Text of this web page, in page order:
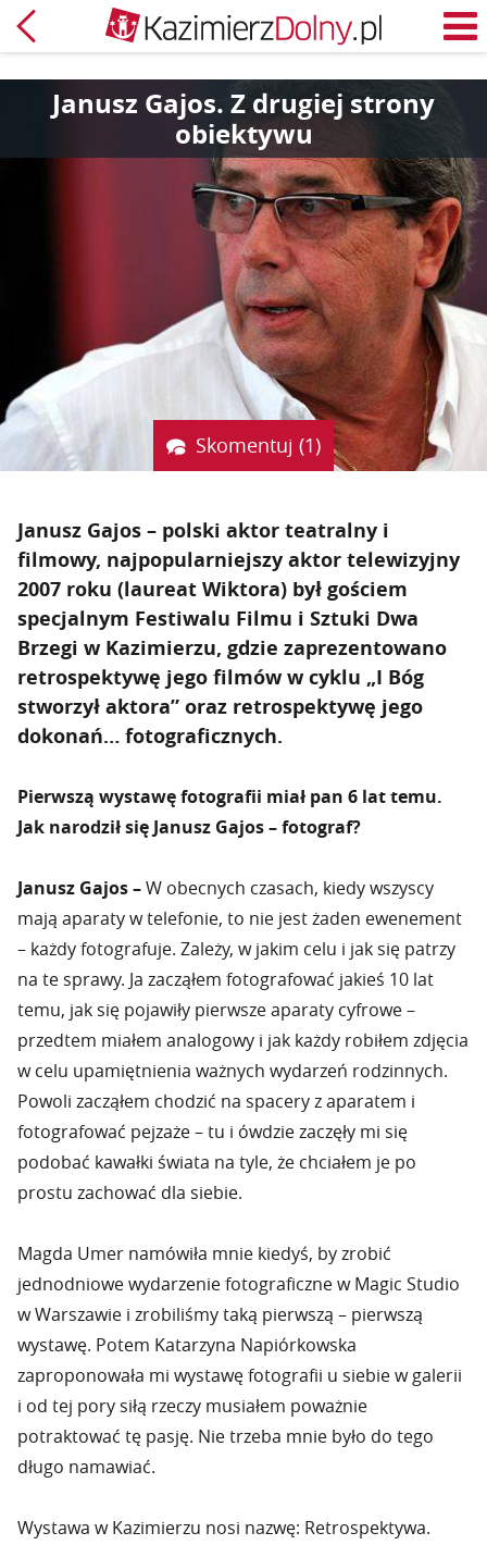
Powrót
Janusz Gajos. Z drugiej strony
obiektywu
Skomentuj (1)
Janusz Gajos – polski aktor teatralny i
filmowy, najpopularniejszy aktor telewizyjny
2007 roku (laureat Wiktora) był gościem
specjalnym Festiwalu Filmu i Sztuki Dwa
Brzegi w Kazimierzu, gdzie zaprezentowano
retrospektywę jego filmów w cyklu „I Bóg
stworzył aktora” oraz retrospektywę jego
dokonań… fotograficznych.
Pierwszą wystawę fotografii miał pan 6 lat temu.
Jak narodził się Janusz Gajos – fotograf?
Janusz Gajos –W obecnych czasach, kiedy wszyscy
mają aparaty w telefonie, to nie jest żaden ewenement
– każdy fotografuje. Zależy, w jakim celu i jak się patrzy
na te sprawy. Ja zacząłem fotografować jakieś 10 lat
temu, jak się pojawiły pierwsze aparaty cyfrowe –
przedtem miałem analogowy i jak każdy robiłem zdjęcia
w celu upamiętnienia ważnych wydarzeń rodzinnych.
Powoli zacząłem chodzić na spacery z aparatem i
fotografować pejzaże – tu i ówdzie zaczęły mi się
podobać kawałki świata na tyle, że chciałem je po
prostu zachować dla siebie.
Magda Umer namówiła mnie kiedyś, by zrobić
jednodniowe wydarzenie fotograficzne w Magic Studio
w Warszawie i zrobiliśmy taką pierwszą – pierwszą
wystawę. Potem Katarzyna Napiórkowska
zaproponowała mi wystawę fotografii u siebie w galerii
i od tej pory siłą rzeczy musiałem poważnie
potraktować tę pasję. Nie trzeba mnie było do tego
długo namawiać.
Wystawa w Kazimierzu nosi nazwę: Retrospektywa.